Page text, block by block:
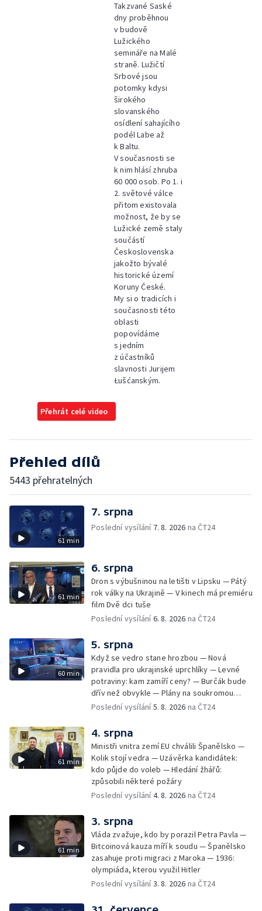
Takzvané Saské
dny proběhnou
v budově
Lužického
semináře na Malé
straně. Lužičtí
Srbové jsou
potomky kdysi
širokého
slovanského
osídlení sahajícího
podél Labe až
k Baltu.
V současnosti se
k nim hlásí zhruba
60 000 osob. Po 1. i
2. světové válce
přitom existovala
možnost, že by se
Lužické země staly
součástí
Československa
jakožto bývalé
historické území
Koruny České.
My si o tradicích i
současnosti této
oblasti
popovídáme
s jedním
z účastníků
slavnosti Jurijem
Łušćanským.
Přehrát celé video
Přehled dílů
5443 přehratelných
61 min
7. srpna
Poslední vysílání 7. 8. 2026 na ČT24
61 min
6. srpna
Dron s výbušninou na letišti v Lipsku — Pátý
rok války na Ukrajině — V kinech má premiéru
film Dvě dci tuše
Poslední vysílání6. 8. 2026 na ČT24
60 min
5. srpna
Když se vedro stane hrozbou — Nová
pravidla pro ukrajinské uprchlíky — Levné
potraviny: kam zamíří ceny? — Burčák bude
dřív než obvykle — Plány na soukromou
orbitální stanici
Poslední vysílání5. 8. 2026 na ČT24
61 min
4. srpna
Ministři vnitra zemí EU chválili Španělsko —
Kolik stojí vedra — Uzávěrka kandidátek:
kdo půjde do voleb — Hledání žhářů:
způsobili některé požáry
Poslední vysílání4. 8. 2026 na ČT24
61 min
3. srpna
Vláda zvažuje, kdo by porazil Petra Pavla —
Bitcoinová kauza míří k soudu — Španělsko
zasahuje proti migraci z Maroka — 1936:
olympiáda, kterou využil Hitler
Poslední vysílání3. 8. 2026 na ČT24